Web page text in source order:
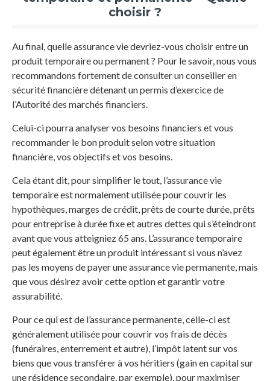
choisir ?
Au final, quelle assurance vie devriez-vous choisir entre un
produit temporaire ou permanent ? Pour le savoir, nous vous
recommandons fortement de consulter un conseiller en
sécurité financière détenant un permis d’exercice de
l’Autorité des marchés financiers.
Celui-ci pourra analyser vos besoins financiers et vous
recommander le bon produit selon votre situation
financière, vos objectifs et vos besoins.
Cela étant dit, pour simplifier le tout, l’assurance vie
temporaire est normalement utilisée pour couvrir les
hypothèques, marges de crédit, prêts de courte durée, prêts
pour entreprise à durée fixe et autres dettes qui s’éteindront
avant que vous atteigniez 65 ans. L’assurance temporaire
peut également être un produit intéressant si vous n’avez
pas les moyens de payer une assurance vie permanente, mais
que vous désirez avoir cette option et garantir votre
assurabilité.
Pour ce qui est de l’assurance permanente, celle-ci est
généralement utilisée pour couvrir vos frais de décès
(funéraires, enterrement et autre), l’impôt latent sur vos
biens que vous transférer à vos héritiers (gain en capital sur
une résidence secondaire, par exemple), pour maximiser